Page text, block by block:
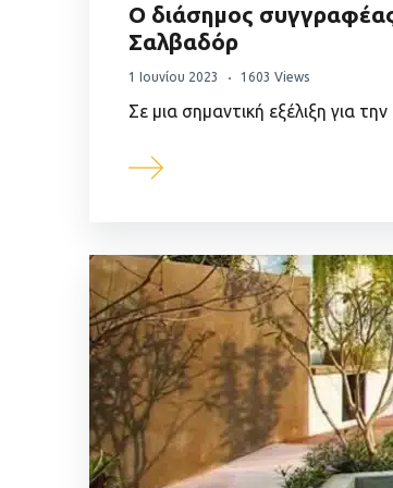
Ο διάσημος συγγραφέας
Σαλβαδόρ
1 Ιουνίου 2023 1603 Views
Σε μια σημαντική εξέλιξη για